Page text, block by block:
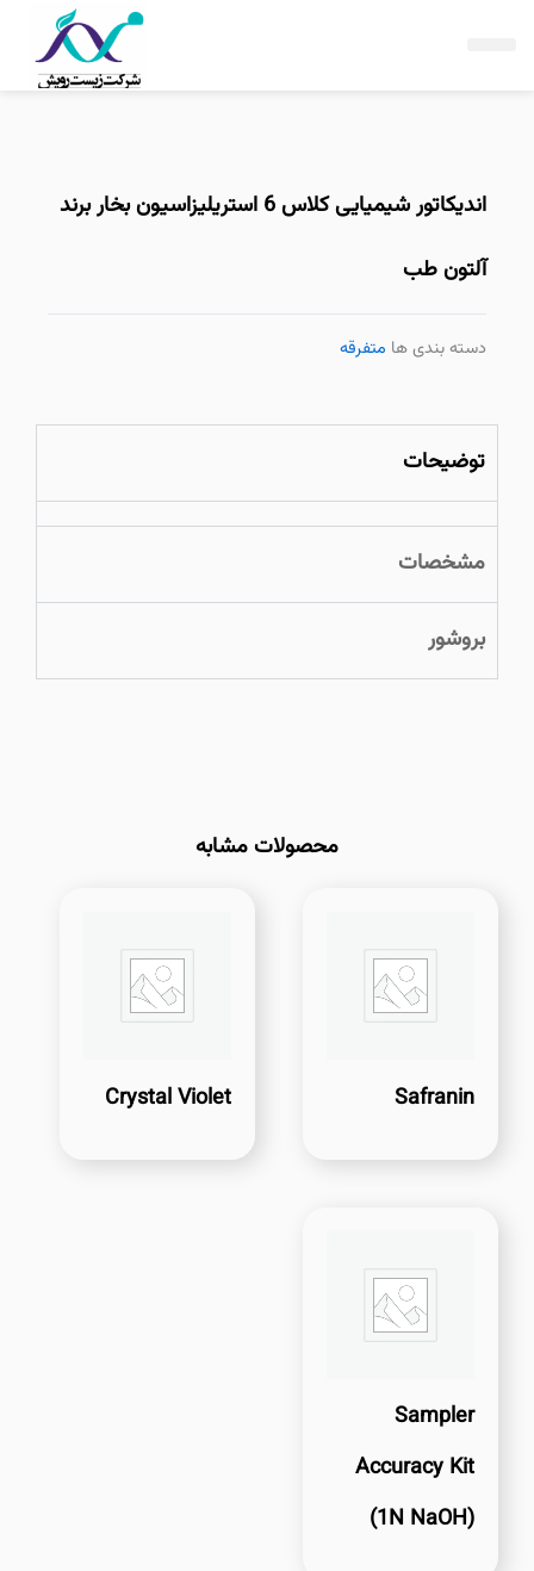
اندیکاتور شیمیایی کلاس 6 استریلیزاسیون بخار برند
آلتون طب
دسته بندی ها متفرقه
توضیحات
مشخصات
بروشور
محصولات مشابه
Safranin
Crystal Violet
Sampler
Accuracy Kit
(1N NaOH)